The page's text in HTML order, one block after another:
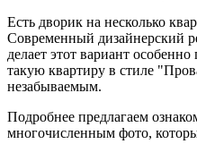
Есть дворик на несколько
Современный дизайнерский
делает этот вариант
такую квартиру в стиле
незабываемым.
Подробнее предлагаем
многочисленным фото,